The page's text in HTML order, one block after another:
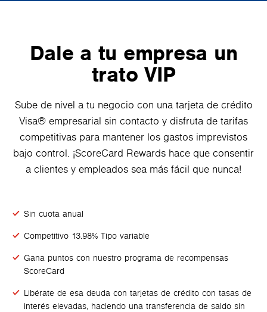
Dale a tu empresa un
trato VIP
Sube de nivel a tu negocio con una tarjeta de crédito
Visa® empresarial sin contacto y disfruta de tarifas
competitivas para mantener los gastos imprevistos
bajo control. ¡ScoreCard Rewards hace que consentir
a clientes y empleados sea más fácil que nunca!
Sin cuota anual
Competitivo 13.98% Tipo variable
Gana puntos con nuestro programa de recompensas
ScoreCard
Libérate de esa deuda con tarjetas de crédito con tasas de
interés elevadas, haciendo una transferencia de saldo sin